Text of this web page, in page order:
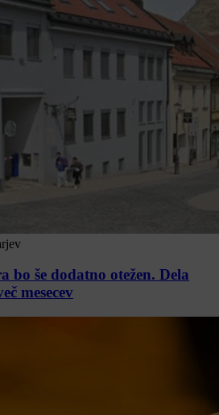
bo še dodatno otežen. Dela
mesecev